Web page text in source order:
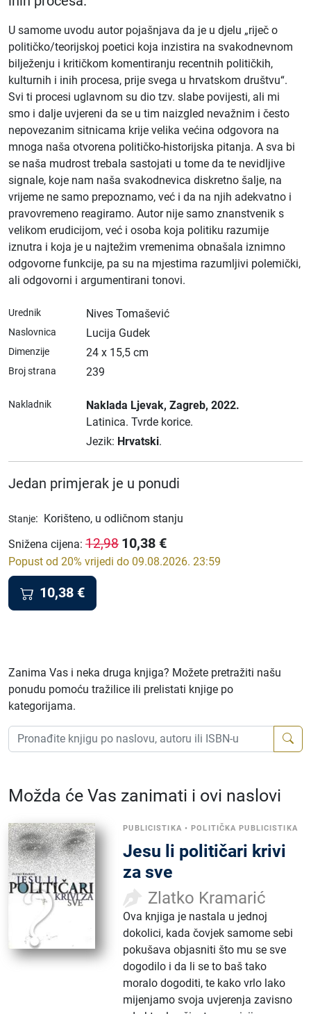
U samome uvodu autor pojašnjava da je u djelu „riječ o
političko/teorijskoj poetici koja inzistira na svakodnevnom
bilježenju i kritičkom komentiranju recentnih političkih,
kulturnih i inih procesa, prije svega u hrvatskom društvu“.
Svi ti procesi uglavnom su dio tzv. slabe povijesti, ali mi
smo i dalje uvjereni da se u tim naizgled nevažnim i često
nepovezanim sitnicama krije velika većina odgovora na
mnoga naša otvorena političko-historijska pitanja. A sva bi
se naša mudrost trebala sastojati u tome da te nevidljive
signale, koje nam naša svakodnevica diskretno šalje, na
vrijeme ne samo prepoznamo, već i da na njih adekvatno i
pravovremeno reagiramo. Autor nije samo znanstvenik s
velikom erudicijom, već i osoba koja politiku razumije
iznutra i koja je u najtežim vremenima obnašala iznimno
odgovorne funkcije, pa su na mjestima razumljivi polemički,
ali odgovorni i argumentirani tonovi.
Urednik Nives Tomašević
Naslovnica Lucija Gudek
Dimenzije 24 x 15,5 cm
Broj strana 239
Nakladnik Naklada Ljevak, Zagreb, 2022.
Latinica. Tvrde korice.
Jezik: Hrvatski.
Jedan primjerak je u ponudi
Stanje: Korišteno, u odličnom stanju
Snižena cijena: 12,98 10,38 €
Popust od 20% vrijedi do 09.08.2026. 23:59
10,38 €
Zanima Vas i neka druga knjiga? Možete pretražiti našu
ponudu pomoću tražilice ili prelistati knjige po
kategorijama.
Možda će Vas zanimati i ovi naslovi
PUBLICISTIKA •POLITIČKA PUBLICISTIKA
Jesu li političari krivi
za sve
Zlatko Kramarić
Ova knjiga je nastala u jednoj
dokolici, kada čovjek samome sebi
pokušava objasniti što mu se sve
dogodilo i da li se to baš tako
moralo dogoditi, te kako vrlo lako
mijenjamo svoja uvjerenja zavisno